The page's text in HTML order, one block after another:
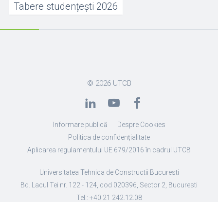
Tabere studențești 2026
© 2026 UTCB
Informare publică
Despre Cookies
Politica de confidențialitate
Aplicarea regulamentului UE 679/2016 în cadrul UTCB
Universitatea Tehnica de Constructii Bucuresti
Bd. Lacul Tei nr. 122 - 124, cod 020396, Sector 2, Bucuresti
Tel.: +40 21 242.12.08